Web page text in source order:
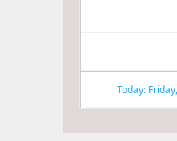
Today: